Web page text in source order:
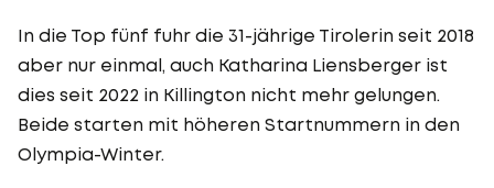
In die Top fünf fuhr die 31-jährige Tirolerin seit 2018
aber nur einmal, auch Katharina Liensberger ist
dies seit 2022 in Killington nicht mehr gelungen.
Beide starten mit höheren Startnummern in den
Olympia-Winter.